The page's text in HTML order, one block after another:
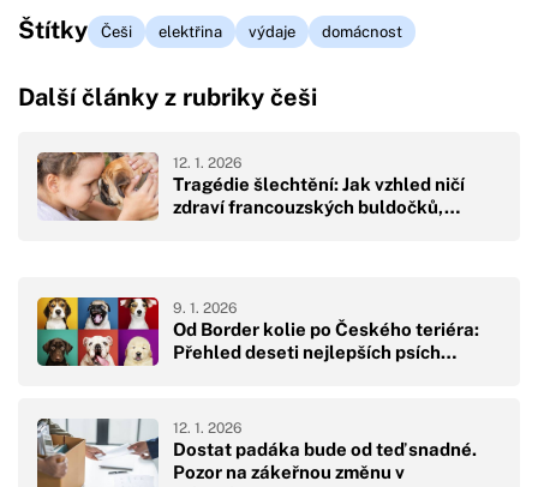
Štítky Češi elektřina výdaje domácnost
Další články z rubriky češi
Tragédie šlechtění: Jak vzhled ničí
zdraví francouzských buldočků,…
12. 1. 2026
Od Border kolie po Českého teriéra:
Přehled deseti nejlepších psích…
9. 1. 2026
Dostat padáka bude od teď snadné.
Pozor na zákeřnou změnu v
12. 1. 2026